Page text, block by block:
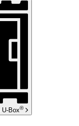
U-Box®